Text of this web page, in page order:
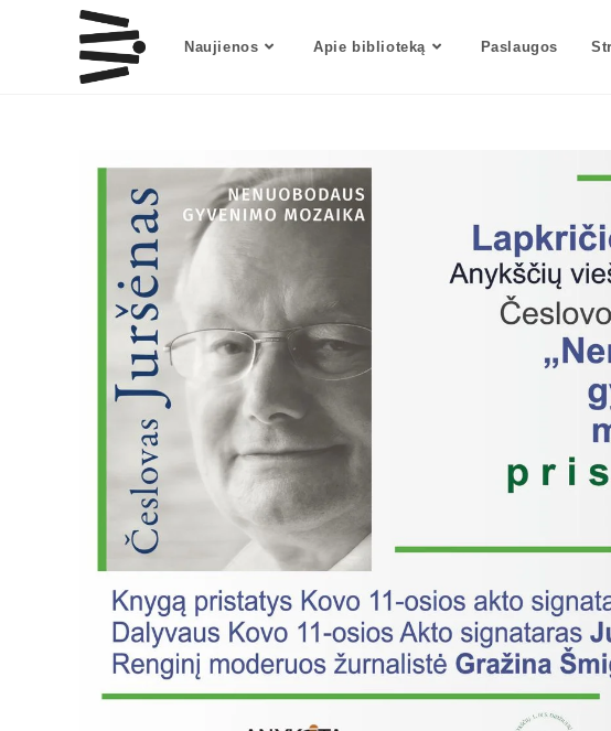
Naujienos Apie biblioteką Paslaugos